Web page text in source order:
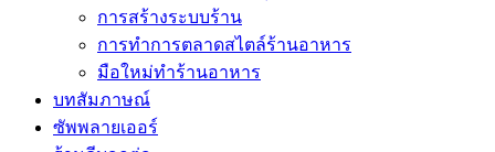
การสร้างระบบร้าน
การทำการตลาดสไตล์ร้านอาหาร
มือใหม่ทำร้านอาหาร
บทสัมภาษณ์
ซัพพลายเออร์